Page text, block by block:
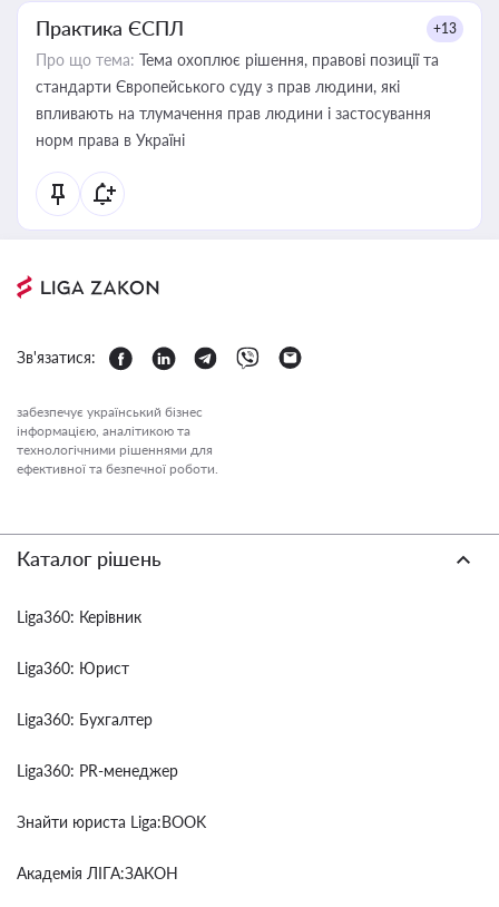
Практика ЄСПЛ +13
Про що тема: Тема охоплює рішення, правові позиції та
стандарти Європейського суду з прав людини, які
впливають на тлумачення прав людини і застосування
норм права в Україні
Зв'язатися:
забезпечує український бізнес
інформацією, аналітикою та
технологічними рішеннями для
ефективної та безпечної роботи.
Каталог рішень
Liga360: Керівник
Liga360: Юрист
Liga360: Бухгалтер
Liga360: PR-менеджер
Знайти юриста Liga:BOOK
Академія ЛІГА:ЗАКОН